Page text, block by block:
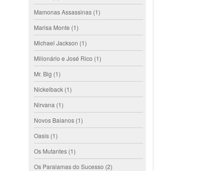
Mamonas Assassinas (1)
Marisa Monte (1)
Michael Jackson (1)
Milionário e José Rico (1)
Mr. Big (1)
Nickelback (1)
Nirvana (1)
Novos Baianos (1)
Oasis (1)
Os Mutantes (1)
Os Paralamas do Sucesso (2)